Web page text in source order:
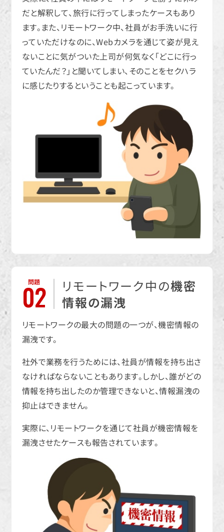
だと解釈して、旅行に行ってしまったケースもあり
ます。また、リモートワーク中、社員がお手洗いに行
っていただけなのに、Webカメラを通じて姿が見え
ないことに気がついた上司が何気なく「どこに行っ
ていたんだ？」と聞いてしまい、そのことをセクハラ
に感じたりするということも起こっています。
問題
02 リモートワーク中の機密
情報の漏洩
リモートワークの最大の問題の一つが、機密情報の
漏洩です。
社外で業務を行うためには、社員が情報を持ち出さ
なければならないこともあります。しかし、誰がどの
情報を持ち出したのか管理できないと、情報漏洩の
抑止はできません。
実際に、リモートワークを通じて社員が機密情報を
漏洩させたケースも報告されています。